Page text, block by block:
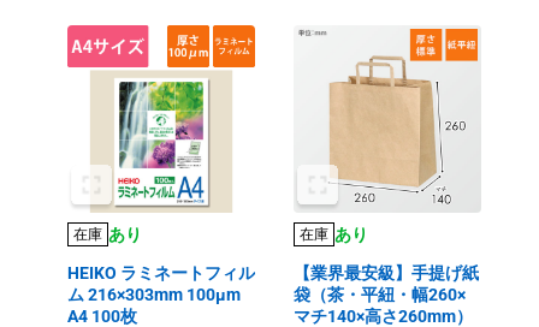
在庫 あり
HEIKO ラミネートフィル
ム 216×303mm 100μm
A4 100枚
在庫 あり
【業界最安級】手提げ紙
袋（茶・平紐・幅260×
マチ140×高さ260mm）